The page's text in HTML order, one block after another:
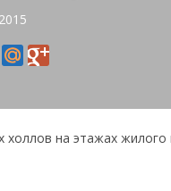
на этажах жилого